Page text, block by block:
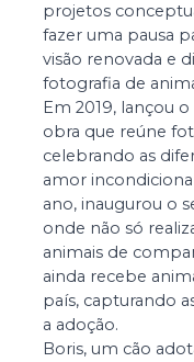
projetos
fazer uma pausa
visão renovada e
fotografia de
Em 2019, lançou
obra que reúne
celebrando as
amor
ano, inaugurou o
onde não só
animais de
ainda recebe
país, capturando
a adoção.
Boris, um cão